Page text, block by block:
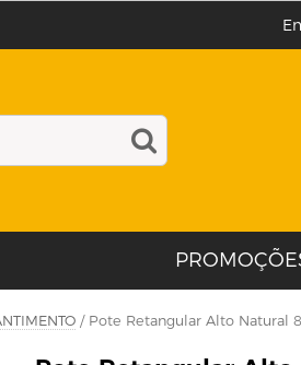
/ Pote Retangular Alto Natural